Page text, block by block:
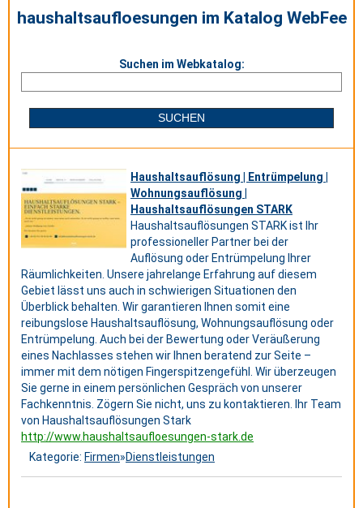
haushaltsaufloesungen im Katalog WebFee
Suchen im Webkatalog:
Haushaltsauflösung | Entrümpelung |
Wohnungsauflösung |
Haushaltsauflösungen STARK
Haushaltsauflösungen STARK ist Ihr
professioneller Partner bei der
Auflösung oder Entrümpelung Ihrer
Räumlichkeiten. Unsere jahrelange Erfahrung auf diesem
Gebiet lässt uns auch in schwierigen Situationen den
Überblick behalten. Wir garantieren Ihnen somit eine
reibungslose Haushaltsauflösung, Wohnungsauflösung oder
Entrümpelung. Auch bei der Bewertung oder Veräußerung
eines Nachlasses stehen wir Ihnen beratend zur Seite –
immer mit dem nötigen Fingerspitzengefühl. Wir überzeugen
Sie gerne in einem persönlichen Gespräch von unserer
Fachkenntnis. Zögern Sie nicht, uns zu kontaktieren. Ihr Team
von Haushaltsauflösungen Stark
http://www.haushaltsaufloesungen-stark.de
Kategorie: Firmen»Dienstleistungen